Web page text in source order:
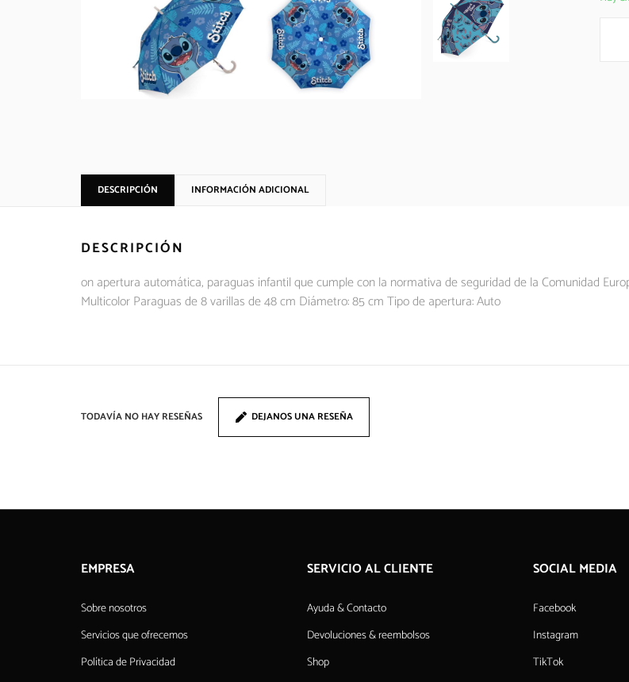
DESCRIPCIÓN INFORMACIÓN ADICIONAL
DESCRIPCIÓN
on apertura automática, paraguas infantil que cumple con la normativa de seguridad de la Comunidad
Multicolor Paraguas de 8 varillas de 48 cm Diámetro: 85 cm Tipo de apertura: Auto
TODAVÍA NO HAY RESEÑAS DEJANOS UNA RESEÑA
EMPRESA
Sobre nosotros
Servicios que ofrecemos
Política de Privacidad
SERVICIO AL CLIENTE
Ayuda & Contacto
Devoluciones & reembolsos
Shop
SOCIAL MEDIA
Facebook
Instagram
TikTok